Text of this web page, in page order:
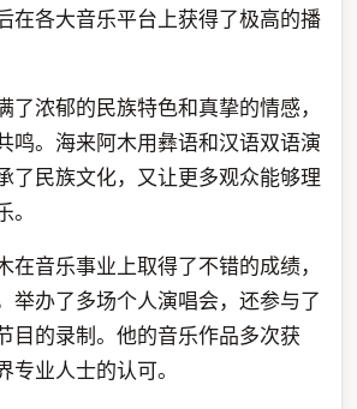
在各大音乐平台上获得了极高的播
了浓郁的民族特色和真挚的情感，
鸣。海来阿木用彝语和汉语双语演
了民族文化，又让更多观众能够理
在音乐事业上取得了不错的成绩，
举办了多场个人演唱会，还参与了
目的录制。他的音乐作品多次获
专业人士的认可。